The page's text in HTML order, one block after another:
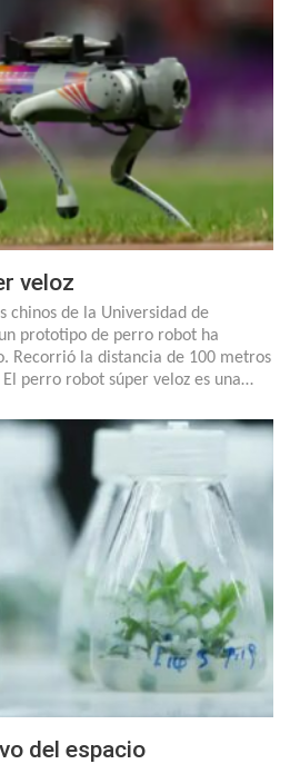
veloz
chinos de la Universidad de
prototipo de perro robot ha
Recorrió la distancia de 100 metros
El perro robot súper veloz es una…
del espacio